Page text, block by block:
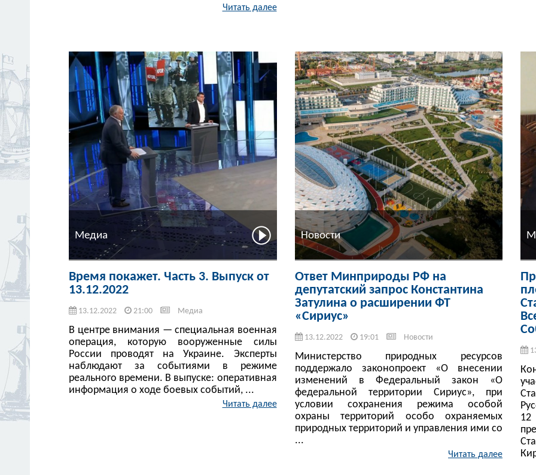
Читать далее
Медиа
Время покажет. Часть 3. Выпуск от
13.12.2022
13.12.2022 21:00 Медиа
В центре внимания — специальная военная
операция, которую вооруженные силы
России проводят на Украине. Эксперты
наблюдают за событиями в режиме
реального времени. В выпуске: оперативная
информация о ходе боевых событий, ...
Читать далее
Новости
Ответ Минприроды РФ на
депутатский запрос Константина
Затулина о расширении ФТ
«Сириус»
13.12.2022 19:01 Новости
Министерство природных ресурсов
поддержало законопроект «О внесении
изменений в Федеральный закон «О
федеральной территории Сириус», при
условии сохранения режима особой
охраны территорий особо охраняемых
природных территорий и управления ими со
...
Читать далее